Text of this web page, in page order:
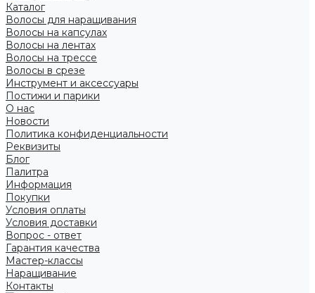
Каталог
Волосы для наращивания
Волосы на капсулах
Волосы на лентах
Волосы на трессе
Волосы в срезе
Инструмент и аксессуары
Постижи и парики
О нас
Новости
Политика конфиденциальности
Реквизиты
Блог
Палитра
Информация
Покупки
Условия оплаты
Условия доставки
Вопрос - ответ
Гарантия качества
Мастер-классы
Наращивание
Контакты